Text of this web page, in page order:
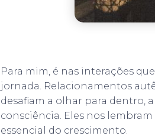
Para mim, é nas interações
jornada. Relacionamentos
desafiam a olhar para dentro,
consciência. Eles nos
essencial do crescimento.